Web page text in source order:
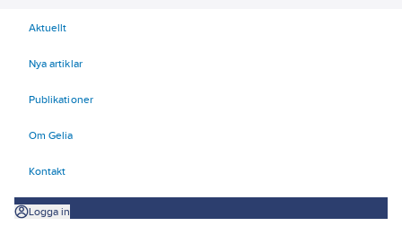
Aktuellt
Nya artiklar
Publikationer
Om Gelia
Kontakt
Logga in